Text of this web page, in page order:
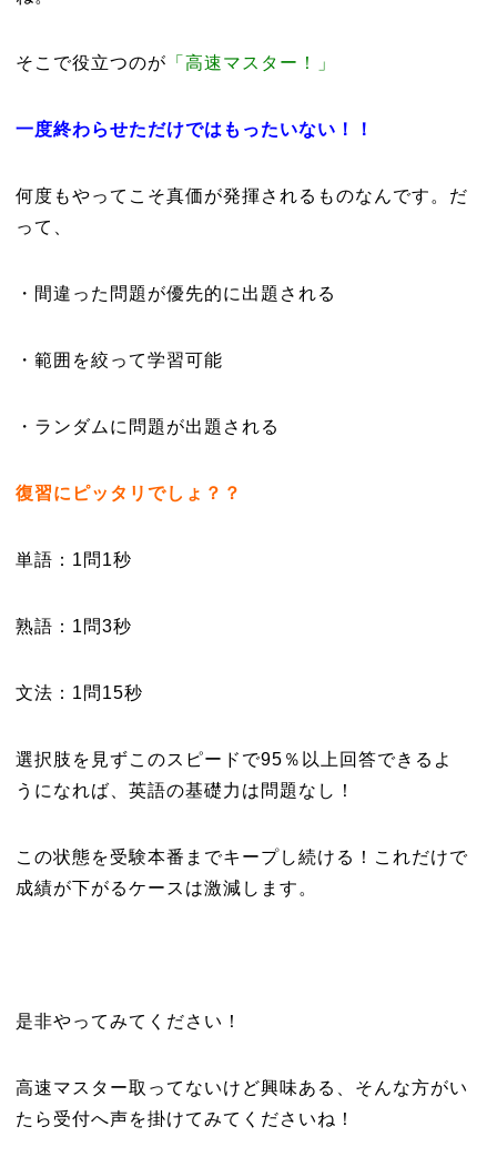
そこで役立つのが 「高速マスター！」
一度終わらせただけではもったいない！！
何度もやってこそ真価が発揮されるものなんです。だ
って、
・間違った問題が優先的に出題される
・範囲を絞って学習可能
・ランダムに問題が出題される
復習にピッタリでしょ？？
単語：1問1秒
熟語：1問3秒
文法：1問15秒
選択肢を見ずこのスピードで95％以上回答できるよ
うになれば、英語の基礎力は問題なし！
この状態を受験本番までキープし続ける！これだけで
成績が下がるケースは激減します。
是非やってみてください！
高速マスター取ってないけど興味ある、そんな方がい
たら受付へ声を掛けてみてくださいね！